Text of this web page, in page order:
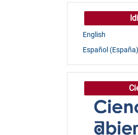
English
Español (España)